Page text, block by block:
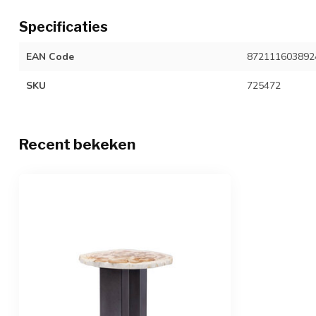
Specificaties
EAN Code
SKU 725472
Recent bekeken